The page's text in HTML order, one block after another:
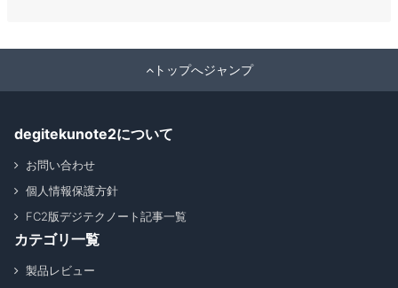
トップへジャンプ
degitekunote2について
お問い合わせ
個人情報保護方針
FC2版デジテクノート記事一覧
カテゴリ一覧
製品レビュー